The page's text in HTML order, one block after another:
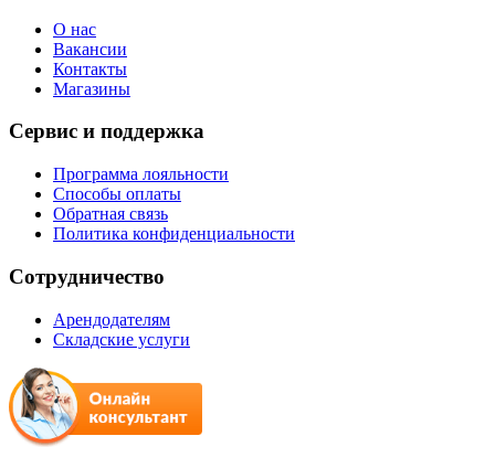
О нас
Вакансии
Контакты
Магазины
Сервис и поддержка
Программа лояльности
Способы оплаты
Обратная связь
Политика конфиденциальности
Сотрудничество
Арендодателям
Складские услуги